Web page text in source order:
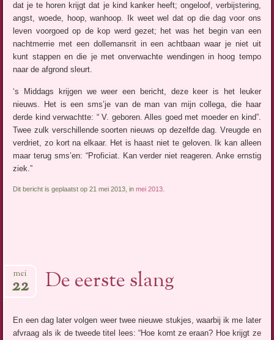
dat je te horen krijgt dat je kind kanker heeft; ongeloof, verbijstering,
angst, woede, hoop, wanhoop. Ik weet wel dat op die dag voor ons
leven voorgoed op de kop werd gezet; het was het begin van een
nachtmerrie met een dollemansrit in een achtbaan waar je niet uit
kunt stappen en die je met onverwachte wendingen in hoog tempo
naar de afgrond sleurt.
‘s Middags krijgen we weer een bericht, deze keer is het leuker
nieuws. Het is een sms’je van de man van mijn collega, die haar
derde kind verwachtte: “ V. geboren. Alles goed met moeder en kind”.
Twee zulk verschillende soorten nieuws op dezelfde dag. Vreugde en
verdriet, zo kort na elkaar. Het is haast niet te geloven. Ik kan alleen
maar terug sms’en: “Proficiat. Kan verder niet reageren. Anke ernstig
ziek.”
Dit bericht is geplaatst op 21 mei 2013, inmei 2013
De eerste slang
mei
22
En een dag later volgen weer twee nieuwe stukjes, waarbij ik me later
afvraag als ik de tweede titel lees: “Hoe komt ze eraan? Hoe krijgt ze